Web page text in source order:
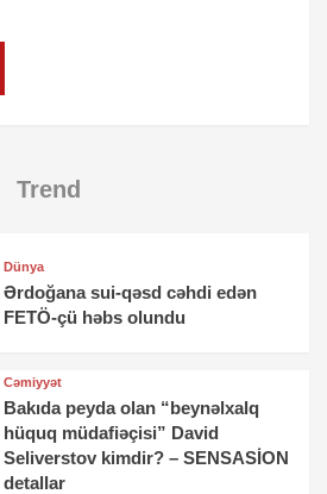
Trend
Dünya
Ərdoğana sui-qəsd cəhdi edən
FETÖ-çü həbs olundu
Cəmiyyət
Bakıda peyda olan “beynəlxalq
hüquq müdafiəçisi” David
Seliverstov kimdir? – SENSASİON
detallar